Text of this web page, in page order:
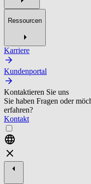
Ressourcen
Karriere
Kundenportal
Kontaktieren Sie uns
Sie haben Fragen oder
erfahren?
Kontakt